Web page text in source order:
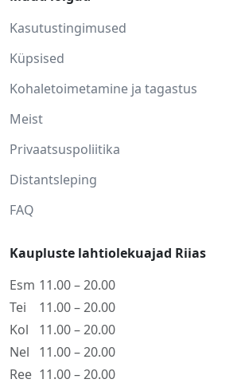
Kasutustingimused
Küpsised
Kohaletoimetamine ja tagastus
Meist
Privaatsuspoliitika
Distantsleping
FAQ
Kaupluste lahtiolekuajad Riias
Esm 11.00 – 20.00
Tei
11.00 – 20.00
Kol
11.00 – 20.00
Nel
11.00 – 20.00
Ree 11.00 – 20.00